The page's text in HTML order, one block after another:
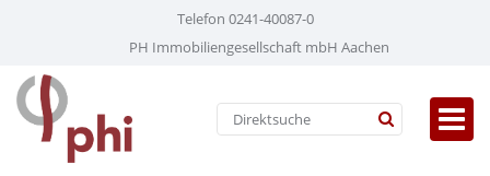
Telefon 0241-40087-0
PH Immobiliengesellschaft mbH Aachen